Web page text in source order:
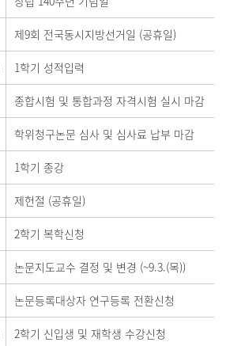
제9회 전국동시지방선거일 (공휴일)
1학기 성적입력
종합시험 및 통합과정 자격시험 실시 마감
학위청구논문 심사 및 심사료 납부 마감
1학기 종강
제헌절 (공휴일)
2학기 복학신청
논문지도교수 결정 및 변경 (~9.3.(목))
논문등록대상자 연구등록 전환신청
2학기 신입생 및 재학생 수강신청